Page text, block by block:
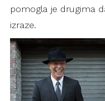
pomogla je drugima
izraze.